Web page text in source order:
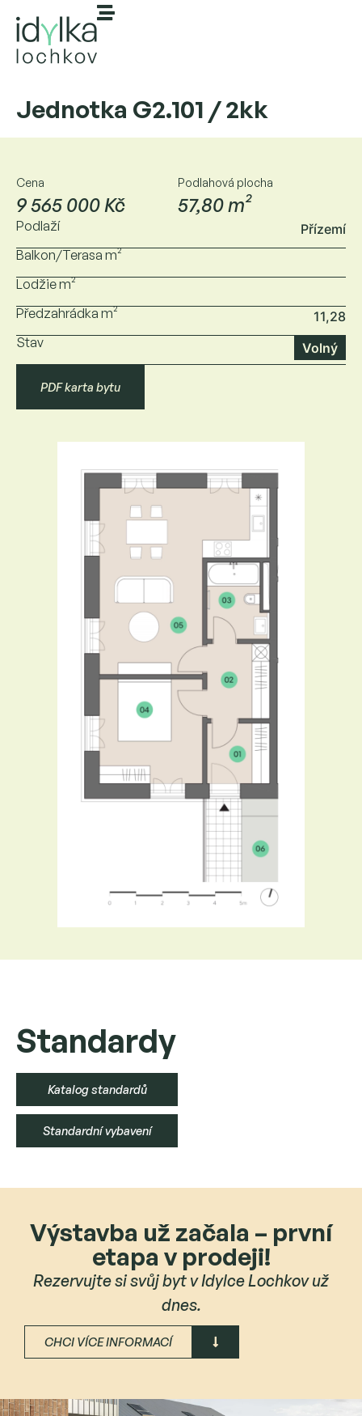
Jednotka G2.101 / 2kk
Cena
9 565 000 Kč
Podlahová plocha
57,80 m²
Podlaží
Přízemí
Balkon/Terasa m²
Lodžie m²
Předzahrádka m²
11,28
Stav
Volný
PDF karta bytu
Standardy
Katalog standardů
Standardní vybavení
Výstavba už začala – první
etapa v prodeji!
Rezervujte si svůj byt v Idylce Lochkov už
dnes.
CHCI VÍCE INFORMACÍ